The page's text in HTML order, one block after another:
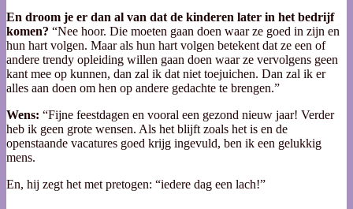
En droom je er dan al van dat de kinderen later in het bedrijf
komen? “Nee hoor. Die moeten gaan doen waar ze goed in zijn en
hun hart volgen. Maar als hun hart volgen betekent dat ze een of
andere trendy opleiding willen gaan doen waar ze vervolgens geen
kant mee op kunnen, dan zal ik dat niet toejuichen. Dan zal ik er
alles aan doen om hen op andere gedachte te brengen.”
Wens: “Fijne feestdagen en vooral een gezond nieuw jaar! Verder
heb ik geen grote wensen. Als het blijft zoals het is en de
openstaande vacatures goed krijg ingevuld, ben ik een gelukkig
mens.
En, hij zegt het met pretogen: “iedere dag een lach!”